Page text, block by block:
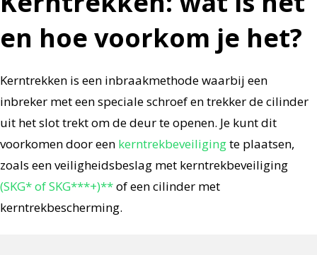
en hoe voorkom je het?
Kerntrekken is een inbraakmethode waarbij een
inbreker met een speciale schroef en trekker de cilinder
uit het slot trekt om de deur te openen. Je kunt dit
voorkomen door een kerntrekbeveiligingte plaatsen,
zoals een veiligheidsbeslag met kerntrekbeveiliging
(SKG* of SKG***+)**of een cilinder met
kerntrekbescherming.